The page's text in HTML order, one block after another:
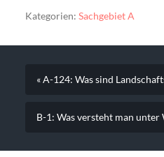
Kategorien: Sachgebiet A
« A-124: Was sind
B-1: Was versteht man unter